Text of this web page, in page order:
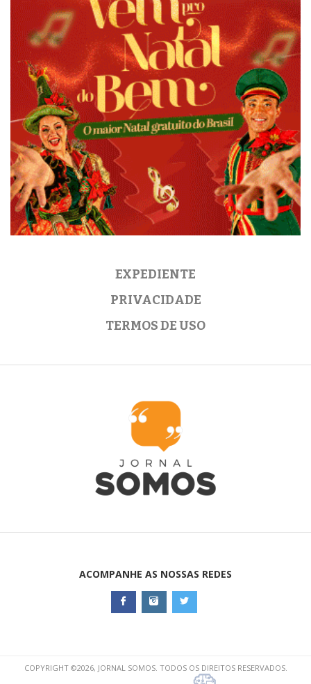
EXPEDIENTE
PRIVACIDADE
TERMOS DE USO
ACOMPANHE AS NOSSAS REDES
COPYRIGHT ©2026, JORNAL SOMOS. TODOS OS DIREITOS RESERVADOS.